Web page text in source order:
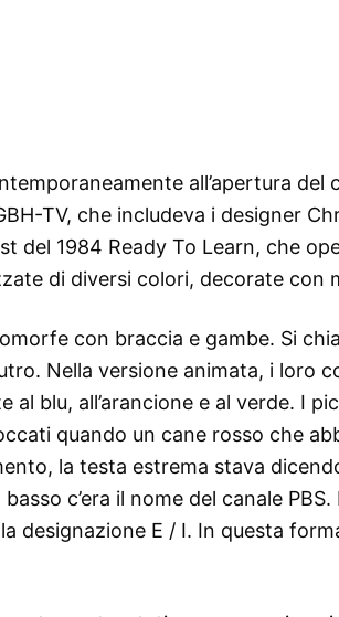
all’apertura del
TV, che includeva i designer
del 1984 Ready To Learn, che
di diversi colori, decorate con
con braccia e gambe. Si
Nella versione animata, i loro
blu, all’arancione e al verde. I
quando un cane rosso che
la testa estrema stava
c’era il nome del canale
designazione E / I. In questa